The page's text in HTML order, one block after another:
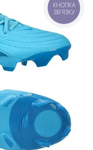
КНОПКА
ЗВ'ЯЗКУ